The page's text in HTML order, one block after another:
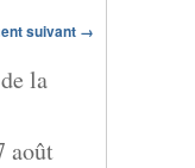
suivant →
la
août